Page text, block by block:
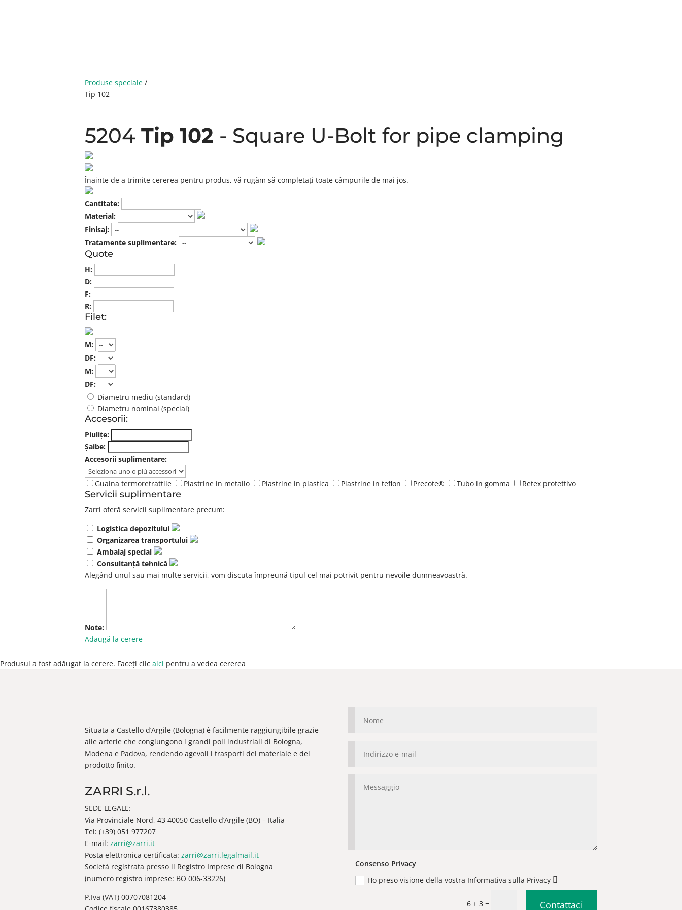
Produse speciale /
Tip 102
5204 Tip 102 - Square U-Bolt for pipe clamping
Înainte de a trimite cererea pentru produs, vă rugăm să completați toate câmpurile de mai jos.
Cantitate:
Material:
Finisaj:
Tratamente suplimentare:
Quote
H:
D:
F:
R:
Filet:
M:
DF:
M:
DF:
Diametru mediu (standard)
Diametru nominal (special)
Accesorii:
Piulițe:
Șaibe:
Accesorii suplimentare:
Guaina termoretrattile Piastrine in metallo Piastrine in plastica Piastrine in teflon Precote® Tubo in gomma Retex protettivo
Servicii suplimentare
Zarri oferă servicii suplimentare precum:
Logistica depozitului
Organizarea transportului
Ambalaj special
Consultanță tehnică
Alegând unul sau mai multe servicii, vom discuta împreună tipul cel mai potrivit pentru nevoile dumneavoastră.
Note:
Adaugă la cerere
Produsul a fost adăugat la cerere. Faceți clic aici pentru a vedea cererea
Situata a Castello d’Argile (Bologna) è facilmente raggiungibile grazie
alle arterie che congiungono i grandi poli industriali di Bologna,
Modena e Padova, rendendo agevoli i trasporti del materiale e del
prodotto finito.
ZARRI S.r.l.
SEDE LEGALE:
Via Provinciale Nord, 43 40050 Castello d’Argile (BO) – Italia
Tel: (+39) 051 977207
E-mail: zarri@zarri.it
Posta elettronica certificata: zarri@zarri.legalmail.it
Società registrata presso il Registro Imprese di Bologna
(numero registro imprese: BO 006-33226)
P.Iva (VAT) 00707081204
Consenso Privacy
Ho preso visione della vostra Informativa sulla Privacy
6 + 3 = Contattaci